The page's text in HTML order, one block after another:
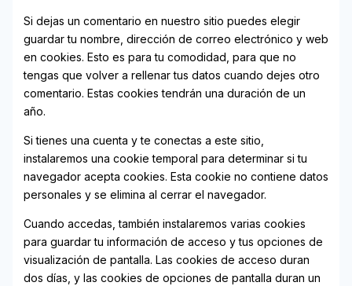
Si dejas un comentario en nuestro sitio puedes elegir
guardar tu nombre, dirección de correo electrónico y web
en cookies. Esto es para tu comodidad, para que no
tengas que volver a rellenar tus datos cuando dejes otro
comentario. Estas cookies tendrán una duración de un
año.
Si tienes una cuenta y te conectas a este sitio,
instalaremos una cookie temporal para determinar si tu
navegador acepta cookies. Esta cookie no contiene datos
personales y se elimina al cerrar el navegador.
Cuando accedas, también instalaremos varias cookies
para guardar tu información de acceso y tus opciones de
visualización de pantalla. Las cookies de acceso duran
dos días, y las cookies de opciones de pantalla duran un